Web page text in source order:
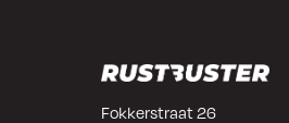
Fokkerstraat 26